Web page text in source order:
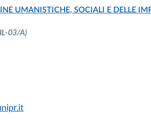
UMANISTICHE, SOCIALI E DELLE
03/A)